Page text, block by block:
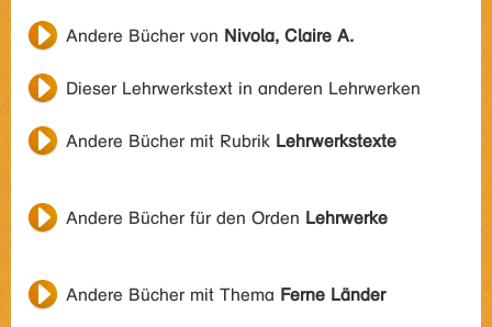
Andere Bücher von Nivola, Claire A.
Dieser Lehrwerkstext in anderen Lehrwerken
Andere Bücher mit Rubrik Lehrwerkstexte
Andere Bücher für den Orden Lehrwerke
Andere Bücher mit Thema Ferne Länder